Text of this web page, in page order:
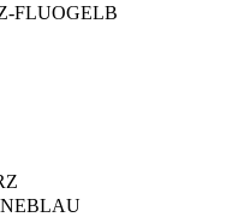
FLUOGELB